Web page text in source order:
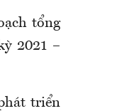
tổng
2021 –
triển